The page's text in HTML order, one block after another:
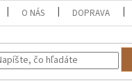
O NÁS DOPRAVA